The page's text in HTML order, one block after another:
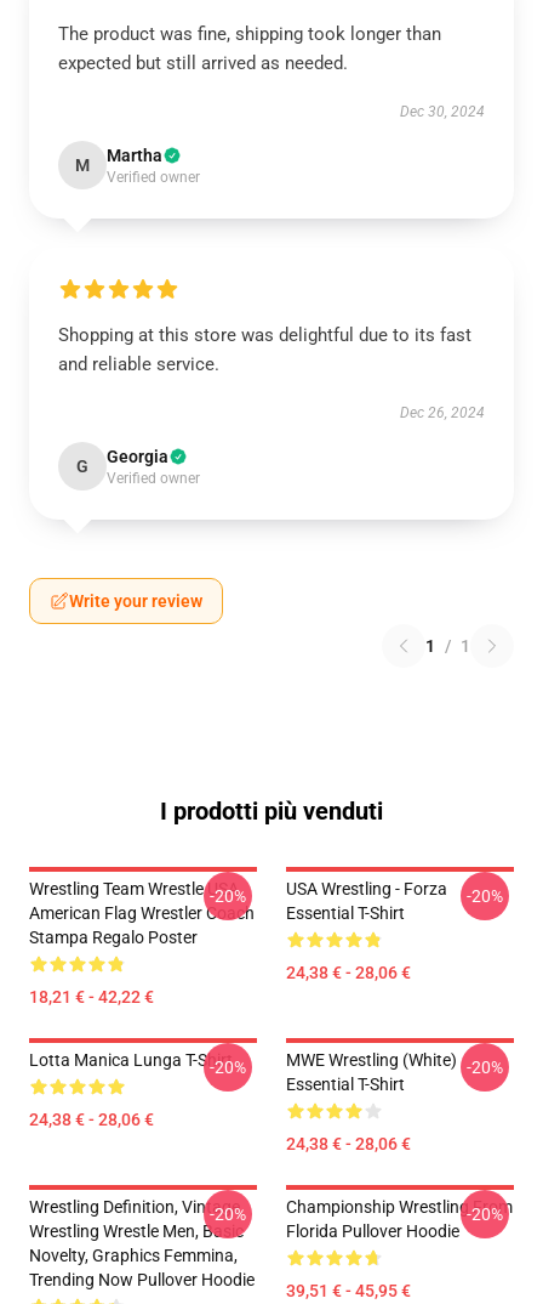
The product was fine, shipping took longer than
expected but still arrived as needed.
Dec 30, 2024
M Martha
Verified owner
Shopping at this store was delightful due to its fast
and reliable service.
Dec 26, 2024
G Georgia
Verified owner
Write your review
1 / 1
I prodotti più venduti
Wrestling Team Wrestle USA
American Flag Wrestler Coach
Stampa Regalo Poster
18,21 € - 42,22 €
-20%
USA Wrestling - Forza
Essential T-Shirt
24,38 € - 28,06 €
-20%
Lotta Manica Lunga T-Shirt
24,38 € - 28,06 €
-20%
MWE Wrestling (White)
Essential T-Shirt
24,38 € - 28,06 €
-20%
Wrestling Definition, Vintage
Wrestling Wrestle Men, Basic
Novelty, Graphics Femmina,
Trending Now Pullover Hoodie
-20%
Championship Wrestling From
Florida Pullover Hoodie
39,51 € - 45,95 €
-20%